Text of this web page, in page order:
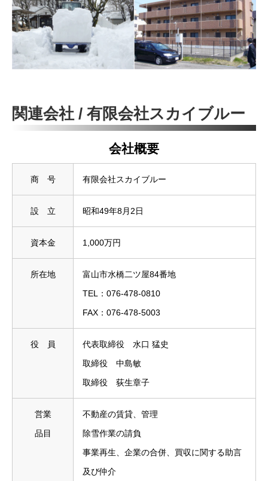
関連会社 / 有限会社スカイブルー
会社概要
商 号 有限会社スカイブルー
設 立 昭和49年8月2日
資本金 1,000万円
所在地
富山市水橋二ツ屋84番地
TEL：076-478-0810
FAX：076-478-5003
役 員
代表取締役 水口 猛史
取締役 中島敏
取締役 荻生章子
営業
品目
不動産の賃貸、管理
除雪作業の請負
事業再生、企業の合併、買収に関する助言
及び仲介